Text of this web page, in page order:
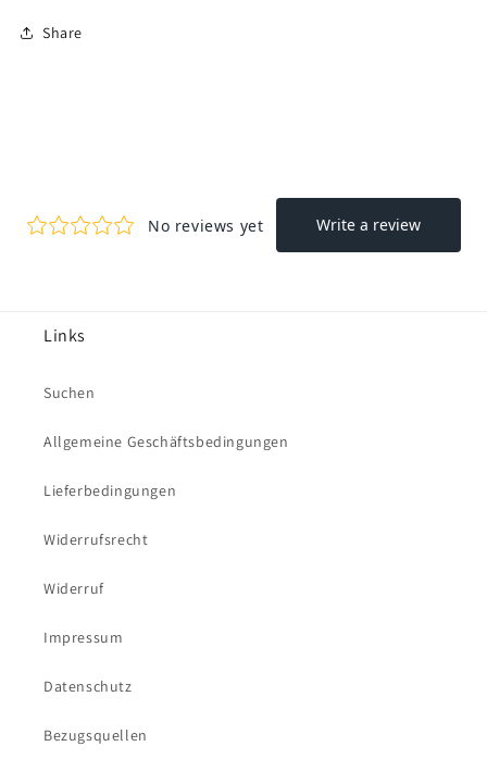
Share
Links
Suchen
Allgemeine Geschäftsbedingungen
Lieferbedingungen
Widerrufsrecht
Widerruf
Impressum
Datenschutz
Bezugsquellen